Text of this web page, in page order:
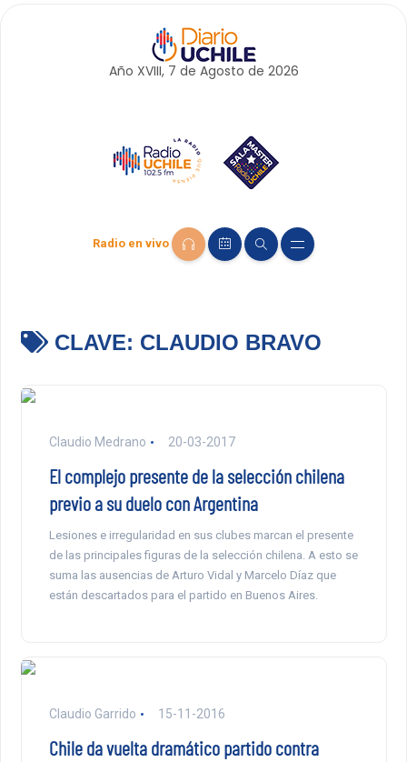
Año XVIII, 7 de Agosto de 2026
Radio en vivo
CLAVE: CLAUDIO BRAVO
Claudio Medrano 20-03-2017
El complejo presente de la selección chilena
previo a su duelo con Argentina
Lesiones e irregularidad en sus clubes marcan el presente
de las principales figuras de la selección chilena. A esto se
suma las ausencias de Arturo Vidal y Marcelo Díaz que
están descartados para el partido en Buenos Aires.
Claudio Garrido 15-11-2016
Chile da vuelta dramático partido contra